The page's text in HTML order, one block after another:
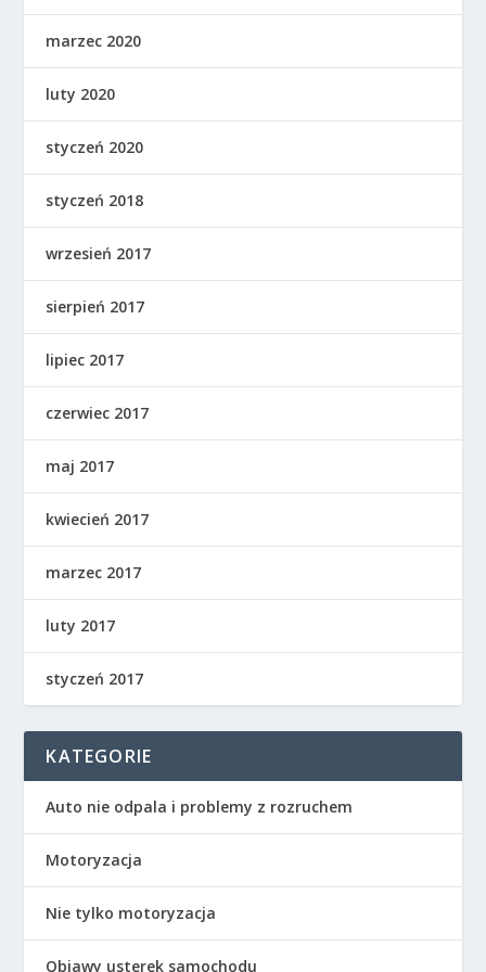
marzec 2020
luty 2020
styczeń 2020
styczeń 2018
wrzesień 2017
sierpień 2017
lipiec 2017
czerwiec 2017
maj 2017
kwiecień 2017
marzec 2017
luty 2017
styczeń 2017
KATEGORIE
Auto nie odpala i problemy z rozruchem
Motoryzacja
Nie tylko motoryzacja
Objawy usterek samochodu